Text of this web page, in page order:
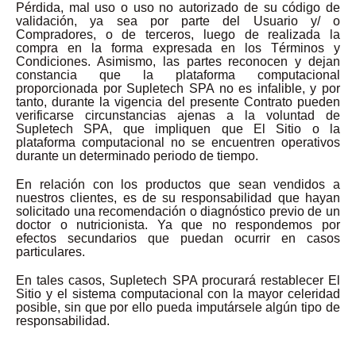
Pérdida, mal uso o uso no autorizado de su código de
validación, ya sea por parte del Usuario y/ o
Compradores, o de terceros, luego de realizada la
compra en la forma expresada en los Términos y
Condiciones. Asimismo, las partes reconocen y dejan
constancia que la plataforma computacional
proporcionada por Supletech SPA no es infalible, y por
tanto, durante la vigencia del presente Contrato pueden
verificarse circunstancias ajenas a la voluntad de
Supletech SPA, que impliquen que El Sitio o la
plataforma computacional no se encuentren operativos
durante un determinado periodo de tiempo.
En relación con los productos que sean vendidos a
nuestros clientes, es de su responsabilidad que hayan
solicitado una recomendación o diagnóstico previo de un
doctor o nutricionista. Ya que no respondemos por
efectos secundarios que puedan ocurrir en casos
particulares.
En tales casos, Supletech SPA procurará restablecer El
Sitio y el sistema computacional con la mayor celeridad
posible, sin que por ello pueda imputársele algún tipo de
responsabilidad.